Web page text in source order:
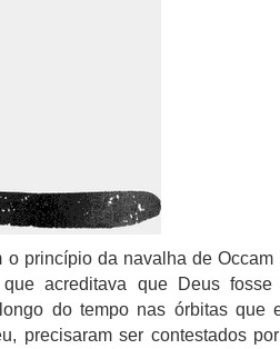
o princípio da navalha de Occam
acreditava que Deus fosse
do tempo nas órbitas que
precisaram ser contestados